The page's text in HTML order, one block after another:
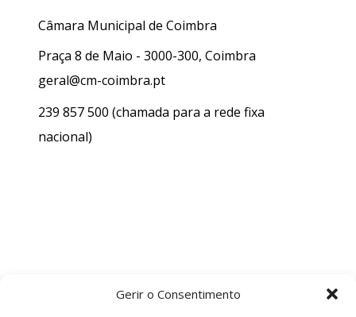
Gerir o Consentimento
Câmara Municipal de Coimbra
Praça 8 de Maio - 3000-300, Coimbra
geral@cm-coimbra.pt
239 857 500 (chamada para a rede fixa
nacional)